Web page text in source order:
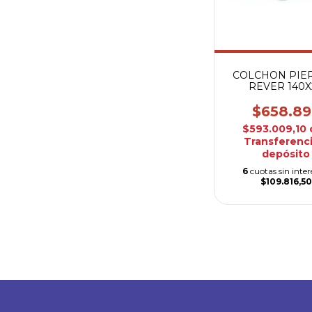
COLCHON
REVER
$593.009,10
depósito
6 cuotas sin
$109.816,50